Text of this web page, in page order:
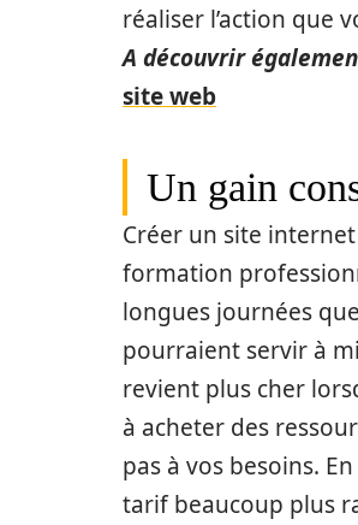
réaliser l’action que
A découvrir
site web
Un gain
Créer un site
formation
longues journées
pourraient servir à
revient plus cher
à acheter des
pas à vos besoins.
tarif beaucoup plus